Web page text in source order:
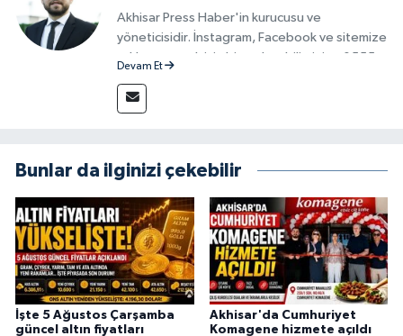
Akhisar Press Haber'in kurucusu ve
yöneticisidir. İnstagram, Facebook ve sitemize
reklam vermek için bize ulaşabilirsiniz - 0555
Devam Et
Bunlar da ilginizi çekebilir
İşte 5 Ağustos Çarşamba
güncel altın fiyatları
Akhisar'da Cumhuriyet
Komagene hizmete açıldı